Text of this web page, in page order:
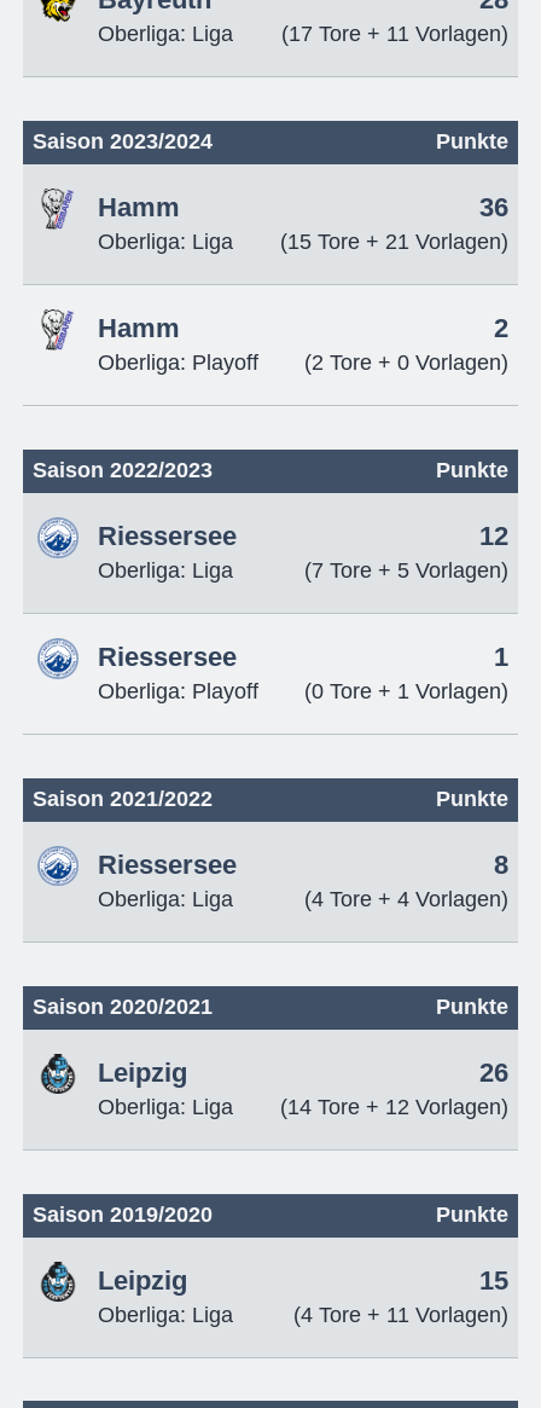
Oberliga: Liga (17 Tore + 11 Vorlagen)
Saison 2023/2024 Punkte
Hamm
Oberliga: Liga
36
(15 Tore + 21 Vorlagen)
Hamm
Oberliga: Playoff
2
(2 Tore + 0 Vorlagen)
Saison 2022/2023 Punkte
Riessersee
Oberliga: Liga
12
(7 Tore + 5 Vorlagen)
Riessersee
Oberliga: Playoff
1
(0 Tore + 1 Vorlagen)
Saison 2021/2022 Punkte
Riessersee
Oberliga: Liga
8
(4 Tore + 4 Vorlagen)
Saison 2020/2021 Punkte
Leipzig
Oberliga: Liga
26
(14 Tore + 12 Vorlagen)
Saison 2019/2020 Punkte
Leipzig
Oberliga: Liga
15
(4 Tore + 11 Vorlagen)